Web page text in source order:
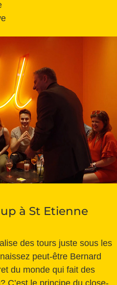
à St Etienne
des tours juste sous les
peut-être Bernard
du monde qui fait des